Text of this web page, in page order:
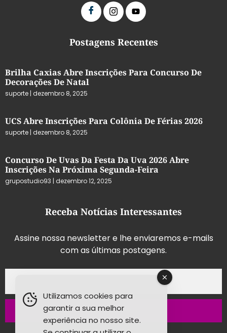
Postagens Recentes
Brilha Caxias Abre Inscrições Para Concurso De
Decorações De Natal
suporte dezembro 8, 2025
UCS Abre Inscrições Para Colônia De Férias 2026
suporte dezembro 8, 2025
Concurso De Uvas Da Festa Da Uva 2026 Abre
Inscrições Na Próxima Segunda-Feira
grupostudio93 dezembro 12, 2025
Receba Notícias Interessantes
Assine nossa newsletter e lhe enviaremos e-mails
com as últimas postagens.
Inscrever-se
Utilizamos cookies para
garantir a sua melhor
experiência no nosso site.